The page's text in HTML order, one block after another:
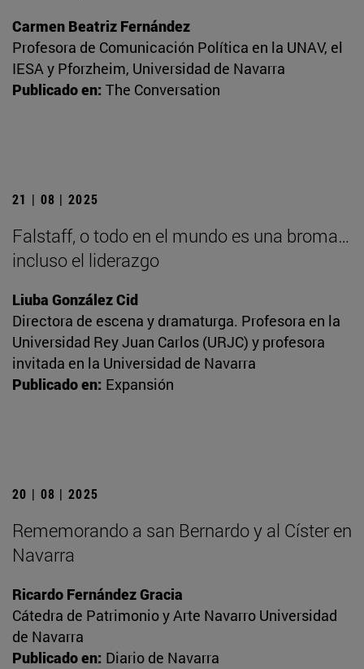
Carmen Beatriz Fernández
Profesora de Comunicación Política en la UNAV, el
IESA y Pforzheim, Universidad de Navarra
Publicado en: The Conversation
21 | 08 | 2025
Falstaff, o todo en el mundo es una broma…
incluso el liderazgo
Liuba González Cid
Directora de escena y dramaturga. Profesora en la
Universidad Rey Juan Carlos (URJC) y profesora
invitada en la Universidad de Navarra
Publicado en: Expansión
20 | 08 | 2025
Rememorando a san Bernardo y al Císter en
Navarra
Ricardo Fernández Gracia
Cátedra de Patrimonio y Arte Navarro Universidad
de Navarra
Publicado en: Diario de Navarra